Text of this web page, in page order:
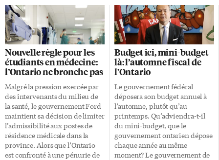
un recul du taux de recyclage,
déjà faible? En effet, à peine la
moitié (53,1%) du contenu des
boîtes bleues était récupérée en
Ontario en 2021, selon l’agence
ontarienne Resource
Productivity and Recovery
Authority. La transition est déjà
en marche. Les Torontois ont
peut-être déjà remarqué un
auto-collant noir apparu
récemment sur leur boîte bleue.
Il recouvre le nom […]
n’avait-elle pas été popularisée
par des gens qui voulaient s’en
moquer? Un épisode appelé
«enlèvement» ou en anglais,
rapture, aurait dû avoir lieu le
23 ou le 24 septembre dernier.
Les croyants, autant les vivants
que les ressuscités, auraient dû
monter au ciel en compagnie de
Jésus. L’annonce de cette date
avait été faite dans une vidéo
mise en ligne […]
Nouvelle règle pour les
étudiants en médecine:
l’Ontario ne bronche pas
Malgré la pression exercée par
des intervenants du milieu de
la santé, le gouvernement Ford
maintient sa décision de limiter
l’admissibilité aux postes de
résidence médicale dans la
province. Alors que l’Ontario
est confronté à une pénurie de
Budget ici, mini-budget
là: l’automne fiscal de
l’Ontario
Le gouvernement fédéral
déposera son budget annuel à
l’automne, plutôt qu’au
printemps. Qu’adviendra-t-il
du mini-budget, que le
gouvernement ontarien dépose
chaque année au même
moment? Le gouvernement de